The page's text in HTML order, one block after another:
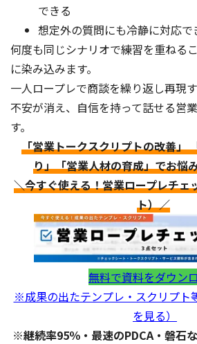
できる
想定外の質問にも冷静に対応
何度も同じシナリオで練習を重ねる
に染み込みます。
一人ロープレで商談を繰り返し再現
不安が消え、自信を持って話せる営
す。
「営業トークスクリプトの改善」
り」「営業人材の育成」でお悩
＼今すぐ使える！営業ロープレチェ
ト）／
無料で資料をダウン
※成果の出たテンプレ・スクリプト
を見る）
※継続率95％・最速のPDCA・磐石